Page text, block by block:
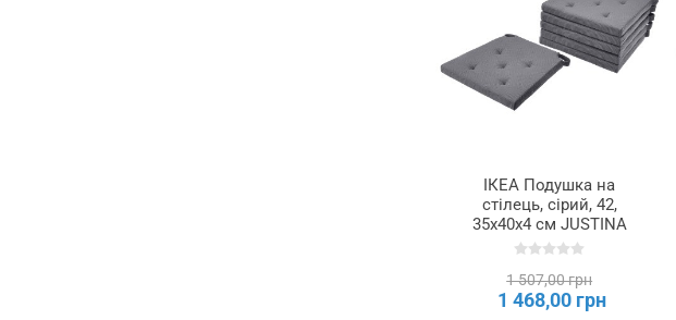
ІКЕА Подушка на
стілець, сірий, 42,
35x40x4 см JUSTINA
ЮСТИНА, 295.032.32
1 507,00 грн
1 468,00 грн